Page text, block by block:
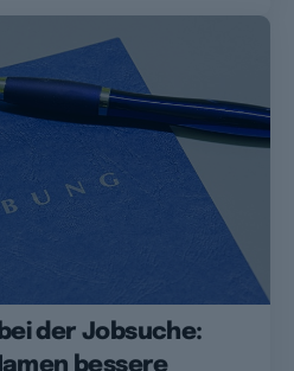
der Jobsuche:
bessere